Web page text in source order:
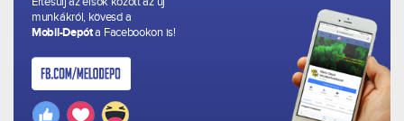
munkákról, kövesd a
Mobil-Depóta Facebookon is!